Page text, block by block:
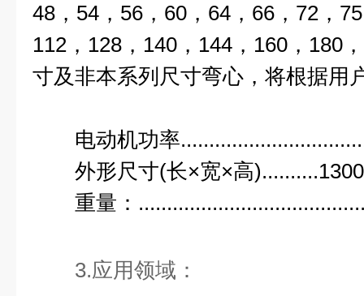
48，54，56，60，64，66，72，
112，128，140，144，160，180
寸及非本系列尺寸弯心，将根据用
电动机功率
外形尺寸(长×宽×高
重量：
3.应用领域：